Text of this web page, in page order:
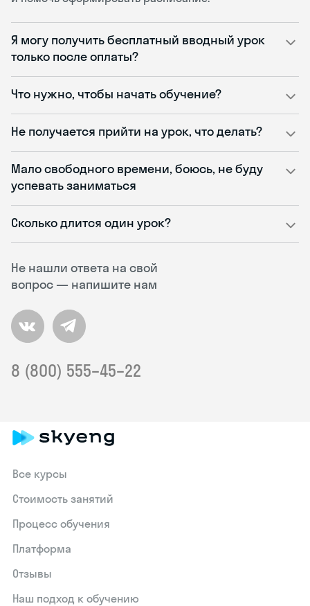
Не нашли ответа на свой
вопрос — напишите нам
8 (800) 555–45–22
Я могу получить бесплатный вводный урок
только после оплаты?
Что нужно, чтобы начать обучение?
Не получается прийти на урок, что делать?
Мало свободного времени, боюсь, не буду
успевать заниматься
Сколько длится один урок?
Все курсы
Стоимость занятий
Процесс обучения
Платформа
Отзывы
Наш подход к обучению